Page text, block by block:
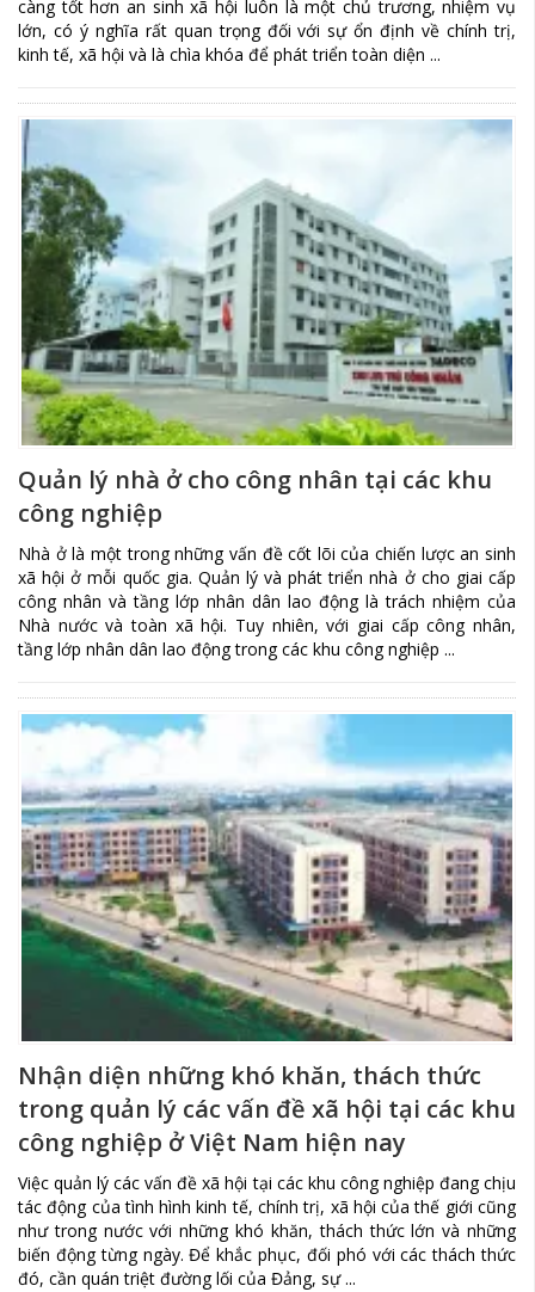
càng tốt hơn an sinh xã hội luôn là một chủ trương, nhiệm vụ
lớn, có ý nghĩa rất quan trọng đối với sự ổn định về chính trị,
kinh tế, xã hội và là chìa khóa để phát triển toàn diện ...
Quản lý nhà ở cho công nhân tại các khu
công nghiệp
Nhà ở là một trong những vấn đề cốt lõi của chiến lược an sinh
xã hội ở mỗi quốc gia. Quản lý và phát triển nhà ở cho giai cấp
công nhân và tầng lớp nhân dân lao động là trách nhiệm của
Nhà nước và toàn xã hội. Tuy nhiên, với giai cấp công nhân,
tầng lớp nhân dân lao động trong các khu công nghiệp ...
Nhận diện những khó khăn, thách thức
trong quản lý các vấn đề xã hội tại các khu
công nghiệp ở Việt Nam hiện nay
Việc quản lý các vấn đề xã hội tại các khu công nghiệp đang chịu
tác động của tình hình kinh tế, chính trị, xã hội của thế giới cũng
như trong nước với những khó khăn, thách thức lớn và những
biến động từng ngày. Để khắc phục, đối phó với các thách thức
đó, cần quán triệt đường lối của Đảng, sự ...